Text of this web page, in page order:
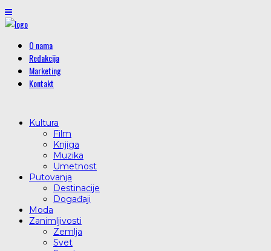
O nama
Redakcija
Marketing
Kontakt
Kultura
Film
Knjiga
Muzika
Umetnost
Putovanja
Destinacije
Događaji
Moda
Zanimljivosti
Zemlja
Svet